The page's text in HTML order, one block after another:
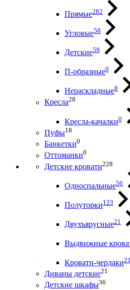
Прямые282
Угловые58
Детские59
П-образные0
Нераскладные8
Кресла28
Кресла-качалки0
Пуфы18
Банкетки0
Оттоманки0
Детские кровати228
Односпальные56
Полуторки123
Двухъярусные21
Выдвижные
Кровати-чердаки21
Диваны детские21
Детские шкафы36